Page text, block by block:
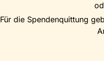
Für die Spendenquittung